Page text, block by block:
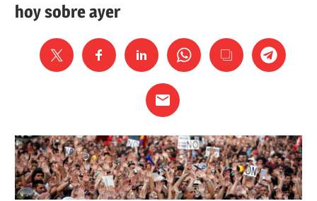
hoy sobre ayer